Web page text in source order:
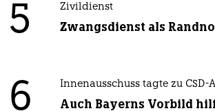
5 Zivildienst
Zwangsdienst als
6 Innenausschuss tagte zu CSD-
Auch Bayerns Vorbild